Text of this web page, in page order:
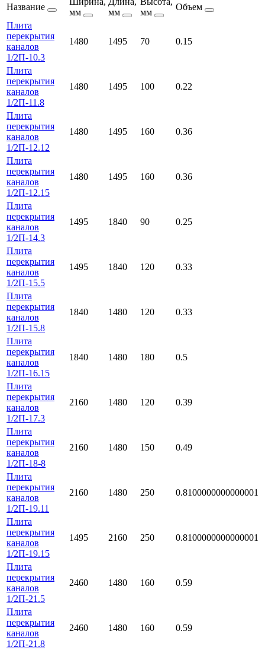
Название
мм
мм
мм
Объем
Плита
перекрытия
каналов
1/2П-10.3
1480 1495 70 0.15
Плита
перекрытия
каналов
1/2П-11.8
1480 1495 100 0.22
Плита
перекрытия
каналов
1/2П-12.12
1480 1495 160 0.36
Плита
перекрытия
каналов
1/2П-12.15
1480 1495 160 0.36
Плита
перекрытия
каналов
1/2П-14.3
1495 1840 90 0.25
Плита
перекрытия
каналов
1/2П-15.5
1495 1840 120 0.33
Плита
перекрытия
каналов
1/2П-15.8
1840 1480 120 0.33
Плита
перекрытия
каналов
1/2П-16.15
1840 1480 180 0.5
Плита
перекрытия
каналов
1/2П-17.3
2160 1480 120 0.39
Плита
перекрытия
каналов
1/2П-18-8
2160 1480 150 0.49
Плита
перекрытия
каналов
1/2П-19.11
2160 1480 250 0.8100000000000001
Плита
перекрытия
каналов
1/2П-19.15
1495 2160 250 0.8100000000000001
Плита
перекрытия
каналов
1/2П-21.5
2460 1480 160 0.59
Плита
перекрытия
каналов
1/2П-21.8
2460 1480 160 0.59